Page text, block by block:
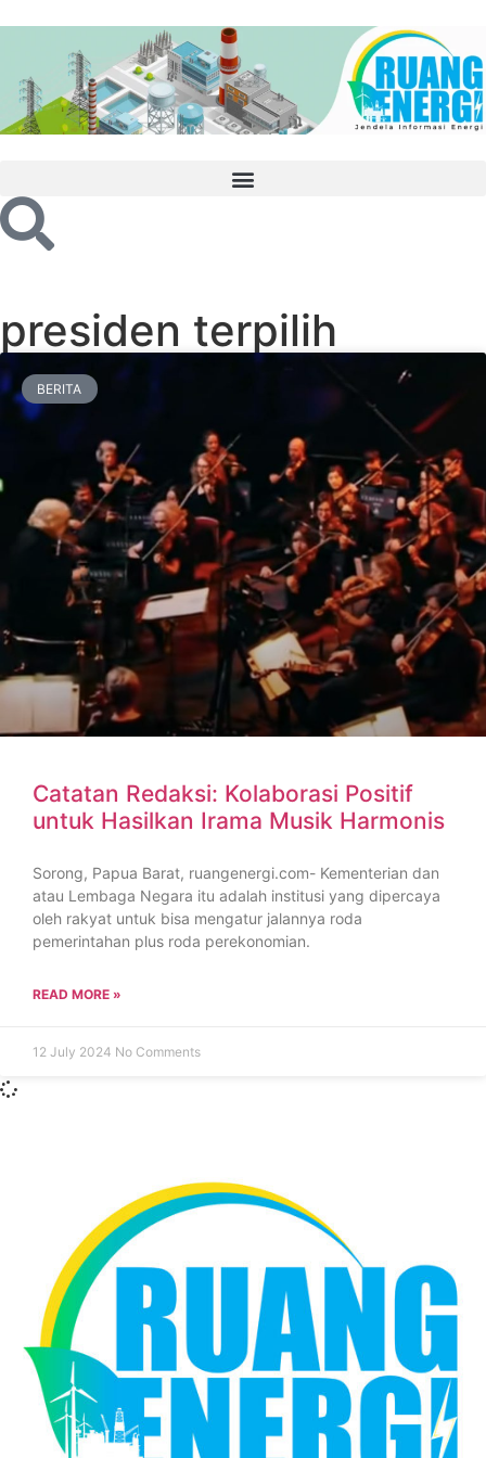
presiden terpilih
BERITA
Catatan Redaksi: Kolaborasi Positif
untuk Hasilkan Irama Musik Harmonis
Sorong, Papua Barat, ruangenergi.com- Kementerian dan
atau Lembaga Negara itu adalah institusi yang dipercaya
oleh rakyat untuk bisa mengatur jalannya roda
pemerintahan plus roda perekonomian.
READ MORE »
12 July 2024 No Comments